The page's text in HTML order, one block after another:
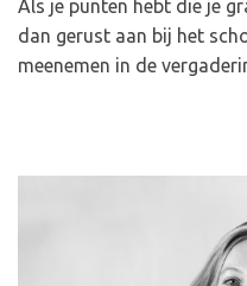
Als je punten hebt die je
dan gerust aan bij het
meenemen in de